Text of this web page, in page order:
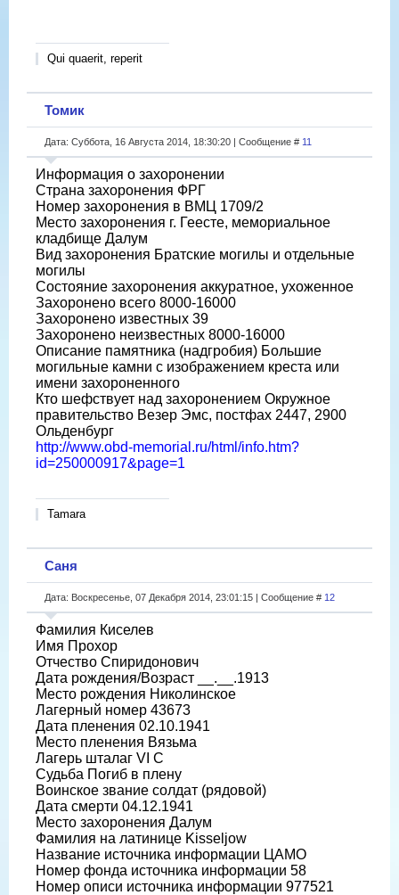
Qui quaerit, reperit
Томик
Дата: Суббота, 16 Августа 2014, 18:30:20 | Сообщение # 11
Информация о захоронении
Страна захоронения ФРГ
Номер захоронения в ВМЦ 1709/2
Место захоронения г. Геесте, мемориальное
кладбище Далум
Вид захоронения Братские могилы и отдельные
могилы
Состояние захоронения аккуратное, ухоженное
Захоронено всего 8000-16000
Захоронено известных 39
Захоронено неизвестных 8000-16000
Описание памятника (надгробия) Большие
могильные камни с изображением креста или
имени захороненного
Кто шефствует над захоронением Окружное
правительство Везер Эмс, постфах 2447, 2900
Ольденбург
http://www.obd-memorial.ru/html/info.htm?
id=250000917&page=1
Tamara
Саня
Дата: Воскресенье, 07 Декабря 2014, 23:01:15 | Сообщение # 12
Фамилия Киселев
Имя Прохор
Отчество Спиридонович
Дата рождения/Возраст __.__.1913
Место рождения Николинское
Лагерный номер 43673
Дата пленения 02.10.1941
Место пленения Вязьма
Лагерь шталаг VI C
Судьба Погиб в плену
Воинское звание солдат (рядовой)
Дата смерти 04.12.1941
Место захоронения Далум
Фамилия на латинице Kisseljow
Название источника информации ЦАМО
Номер фонда источника информации 58
Номер описи источника информации 977521